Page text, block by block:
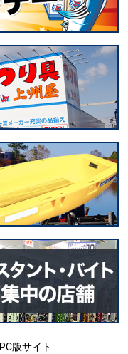
PC版サイト